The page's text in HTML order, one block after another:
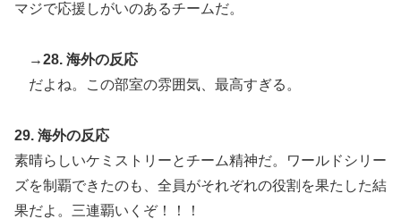
マジで応援しがいのあるチームだ。
→28. 海外の反応
だよね。この部室の雰囲気、最高すぎる。
29. 海外の反応
素晴らしいケミストリーとチーム精神だ。ワールドシリー
ズを制覇できたのも、全員がそれぞれの役割を果たした結
果だよ。三連覇いくぞ！！！